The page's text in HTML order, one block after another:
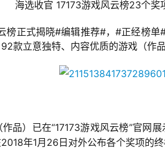
海选收官 17173游戏风云榜23个奖
榜正式揭晓#编辑推荐#，#正经榜
款立意独特、内容优质的游戏（作
品）已在“17173游戏风云榜”官网
年1月26日对外公布各个奖项的终